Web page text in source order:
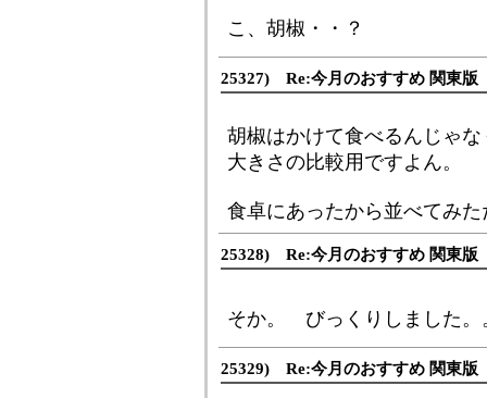
こ、胡椒・・？
25327) Re:今月のおすすめ 関東版
胡椒はかけて食べるんじゃな
大きさの比較用ですよん。
食卓にあったから並べてみた
25328) Re:今月のおすすめ 関東版
そか。 びっくりしました。
25329) Re:今月のおすすめ 関東版